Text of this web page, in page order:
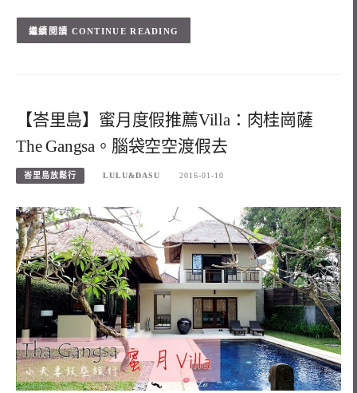
CONTINUE READING
【峇里島】蜜月度假推薦Villa：肉桂崗薩
The Gangsa。腦袋空空渡假去
峇里島放鬆行 LULU&DASU 2016-01-10